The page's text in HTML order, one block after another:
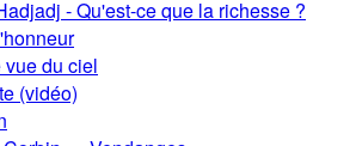
- Qu'est-ce que la richesse ?
du ciel
(vidéo)